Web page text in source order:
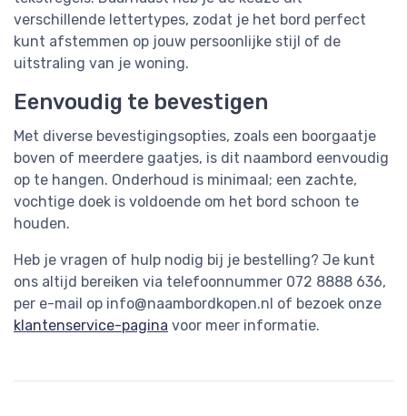
verschillende lettertypes, zodat je het bord perfect
kunt afstemmen op jouw persoonlijke stijl of de
uitstraling van je woning.
Eenvoudig te bevestigen
Met diverse bevestigingsopties, zoals een boorgaatje
boven of meerdere gaatjes, is dit naambord eenvoudig
op te hangen. Onderhoud is minimaal; een zachte,
vochtige doek is voldoende om het bord schoon te
houden.
Heb je vragen of hulp nodig bij je bestelling? Je kunt
ons altijd bereiken via telefoonnummer 072 8888 636,
per e-mail op info@naambordkopen.nl of bezoek onze
klantenservice-pagina voor meer informatie.